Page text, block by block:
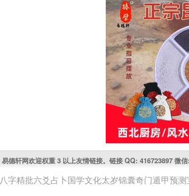
易德轩网欢迎权重 3 以上友情链接。链接 QQ: 416723897 微
八字精批六爻占卜国学文化太岁锦囊奇门遁甲预测